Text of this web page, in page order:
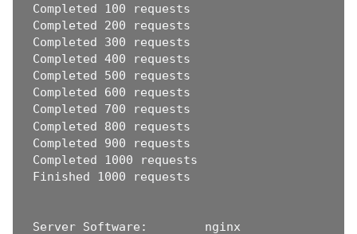
Completed 100 requests
Completed 200 requests
Completed 300 requests
Completed 400 requests
Completed 500 requests
Completed 600 requests
Completed 700 requests
Completed 800 requests
Completed 900 requests
Completed 1000 requests
Finished 1000 requests
Server Software:        nginx